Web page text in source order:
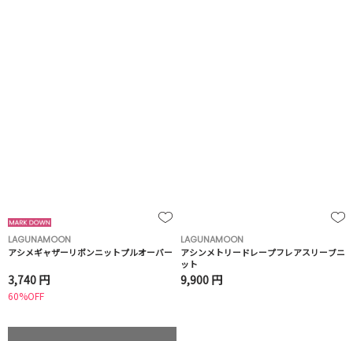
LAGUNAMOON
アシメギャザーリボンニットプルオーバー
3,740 円
60%OFF
LAGUNAMOON
アシンメトリードレープフレアスリーブニ
ット
9,900 円